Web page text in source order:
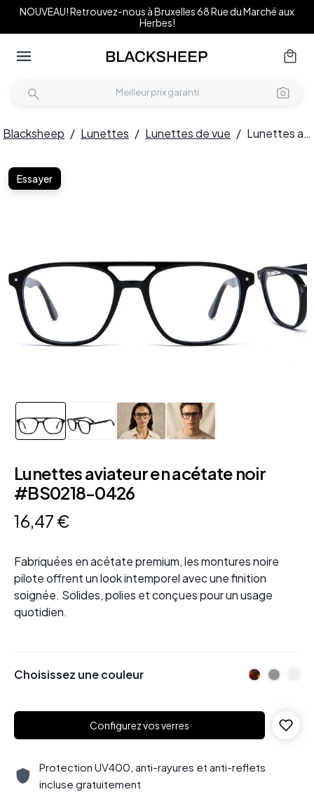
NOUVEAU! Retrouvez-nous à Bruxelles 68 Rue du Marché aux
Herbes!
Blacksheep / Lunettes / Lunettes de vue / Lunettes aviateur en acétate noir #BS0218-0426
Essayer
Lunettes aviateur en acétate noir
#BS0218-0426
16,47 €
Fabriquées en acétate premium, les montures noire
pilote offrent un look intemporel avec une finition
soignée. Solides, polies et conçues pour un usage
quotidien.
Choisissez une couleur
Configurez vos verres
Protection UV400, anti-rayures et anti-reflets
incluse gratuitement